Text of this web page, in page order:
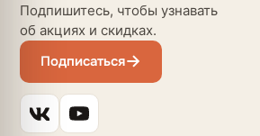
Подпишитесь, чтобы узнавать
об акциях и скидках.
Подписаться